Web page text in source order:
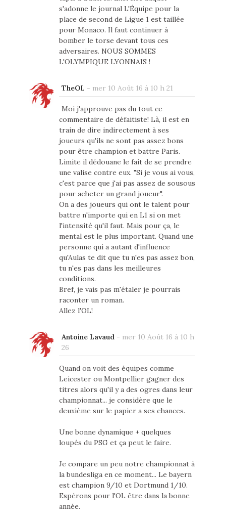
s'adonne le journal L'Équipe pour la
place de second de Ligue 1 est taillée
pour Monaco. Il faut continuer à
bomber le torse devant tous ces
adversaires. NOUS SOMMES
L'OLYMPIQUE LYONNAIS !
TheOL - mer 10 Août 16 à 10 h 21
Moi j'approuve pas du tout ce
commentaire de défaitiste! Là, il est en
train de dire indirectement à ses
joueurs qu'ils ne sont pas assez bons
pour être champion et battre Paris.
Limite il dédouane le fait de se prendre
une valise contre eux. "Si je vous ai vous,
c'est parce que j'ai pas assez de sousous
pour acheter un grand joueur".
On a des joueurs qui ont le talent pour
battre n'importe qui en L1 si on met
l'intensité qu'il faut. Mais pour ça, le
mental est le plus important. Quand une
personne qui a autant d'influence
qu'Aulas te dit que tu n'es pas assez bon,
tu n'es pas dans les meilleures
conditions.
Bref, je vais pas m'étaler je pourrais
raconter un roman.
Allez l'OL!
Antoine Lavaud - mer 10 Août 16 à 10 h
26
Quand on voit des équipes comme
Leicester ou Montpellier gagner des
titres alors qu'il y a des ogres dans leur
championnat... je considère que le
deuxième sur le papier a ses chances.
Une bonne dynamique + quelques
loupés du PSG et ça peut le faire.
Je compare un peu notre championnat à
la bundesliga en ce moment... Le bayern
est champion 9/10 et Dortmund 1/10.
Espérons pour l'OL être dans la bonne
année.